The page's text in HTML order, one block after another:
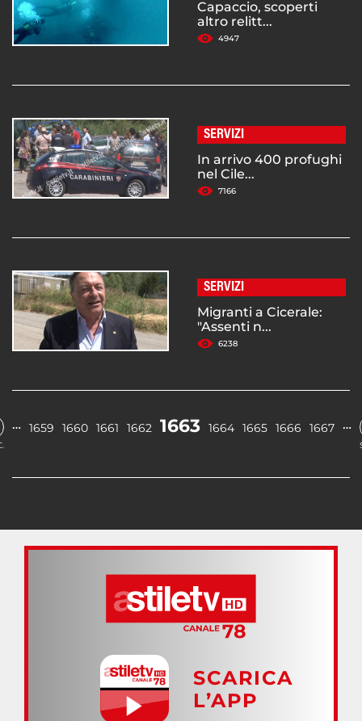
Capaccio, scoperti
altro relitt...
4947
SERVIZI
In arrivo 400 profughi
nel Cile...
7166
SERVIZI
Migranti a Cicerale:
"Assenti n...
6238
… 1659 1660 1661 1662 1663 1664 1665 1666 1667 …
SCARICA
L’APP